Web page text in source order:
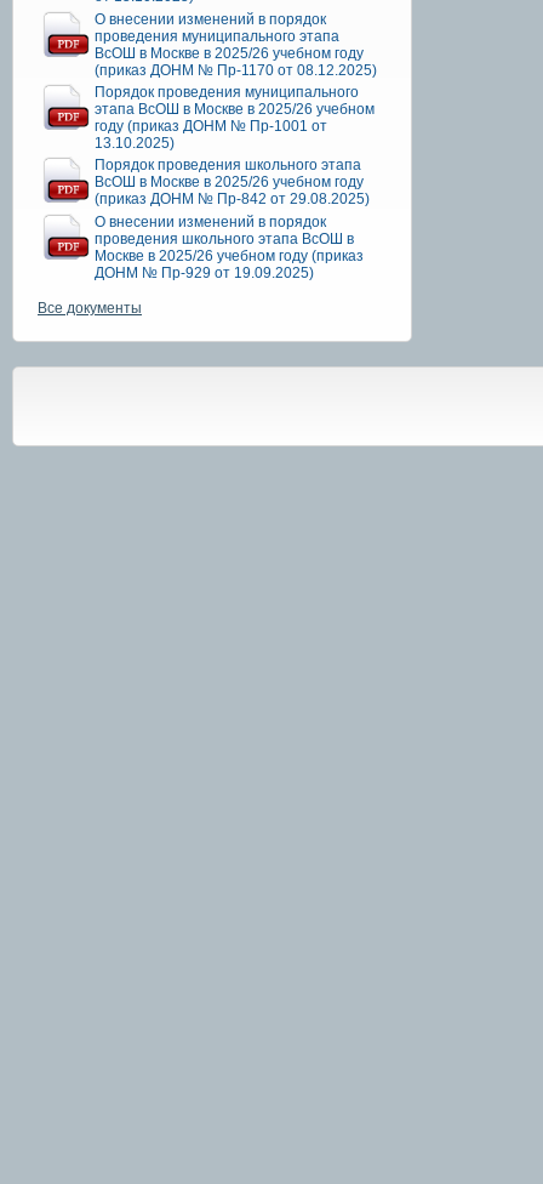
О внесении изменений в порядок
проведения муниципального этапа
ВсОШ в Москве в 2025/26 учебном году
(приказ ДОНМ № Пр-1170 от 08.12.2025)
Порядок проведения муниципального
этапа ВсОШ в Москве в 2025/26 учебном
году (приказ ДОНМ № Пр-1001 от
13.10.2025)
Порядок проведения школьного этапа
ВсОШ в Москве в 2025/26 учебном году
(приказ ДОНМ № Пр-842 от 29.08.2025)
О внесении изменений в порядок
проведения школьного этапа ВсОШ в
Москве в 2025/26 учебном году (приказ
ДОНМ № Пр-929 от 19.09.2025)
Все документы